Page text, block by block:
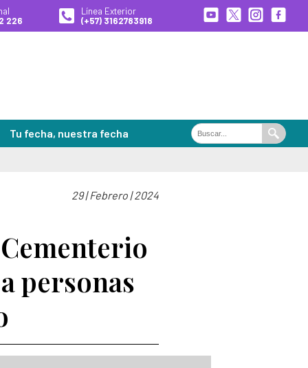
226
Línea Exterior
(+57) 3162783918
Desaparecidas
Tu fecha, nuestra fecha
Buscar
en
Buscar
29 | Febrero | 2024
personas